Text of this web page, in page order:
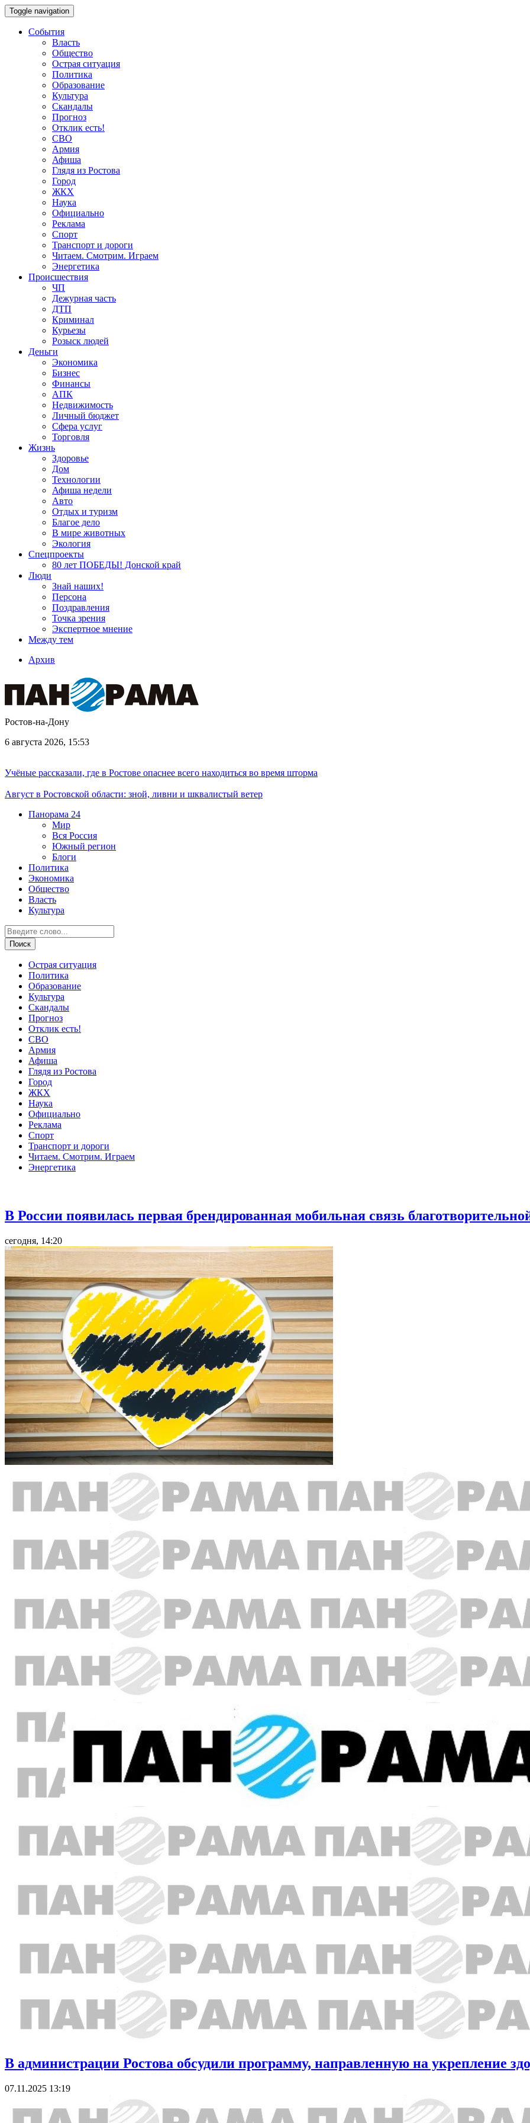
Toggle navigation
События
Власть
Общество
Острая ситуация
Политика
Образование
Культура
Скандалы
Прогноз
Отклик есть!
СВО
Армия
Афиша
Глядя из Ростова
Город
ЖКХ
Наука
Официально
Реклама
Спорт
Транспорт и дороги
Читаем. Смотрим. Играем
Энергетика
Происшествия
ЧП
Дежурная часть
ДТП
Криминал
Курьезы
Розыск людей
Деньги
Экономика
Бизнес
Финансы
АПК
Недвижимость
Личный бюджет
Сфера услуг
Торговля
Жизнь
Здоровье
Дом
Технологии
Афиша недели
Авто
Отдых и туризм
Благое дело
В мире животных
Экология
Спецпроекты
80 лет ПОБЕДЫ! Донской край
Люди
Знай наших!
Персона
Поздравления
Точка зрения
Экспертное мнение
Между тем
Архив
Ростов-на-Дону
6 августа 2026, 15:53
Учёные рассказали, где в Ростове опаснее всего находиться во время шторма
Август в Ростовской области: зной, ливни и шквалистый ветер
Панорама 24
Мир
Вся Россия
Южный регион
Блоги
Политика
Экономика
Общество
Власть
Культура
Острая ситуация
Политика
Образование
Культура
Скандалы
Прогноз
Отклик есть!
СВО
Армия
Афиша
Глядя из Ростова
Город
ЖКХ
Наука
Официально
Реклама
Спорт
Транспорт и дороги
Читаем. Смотрим. Играем
Энергетика
В России появилась первая брендированная мобильная связь
сегодня, 14:20
В администрации Ростова обсудили программу, направленную на укрепление
07.11.2025 13:19